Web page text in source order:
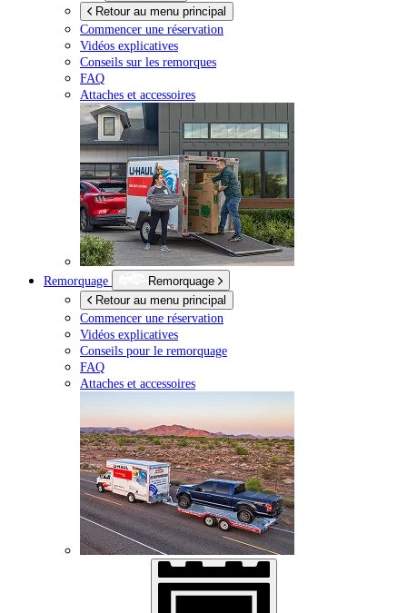
Retour au menu principal
Commencer une réservation
Vidéos explicatives
Conseils sur les remorques
FAQ
Attaches et accessoires
Remorquage
Remorquage
Retour au menu principal
Commencer une réservation
Vidéos explicatives
Conseils pour le remorquage
FAQ
Attaches et accessoires